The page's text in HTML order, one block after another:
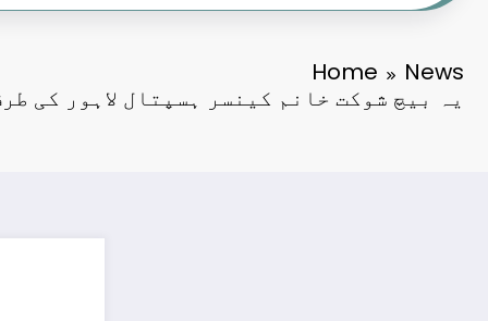
Home
News
یہ بیچ شوکت خانم کینسر ہسپتال لاہور کی